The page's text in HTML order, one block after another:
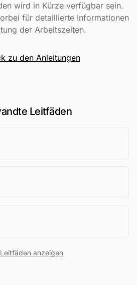
wird in Kürze verfügbar sein.
für detaillierte Informationen
der Arbeitszeiten.
zu den Anleitungen
Leitfäden
anzeigen